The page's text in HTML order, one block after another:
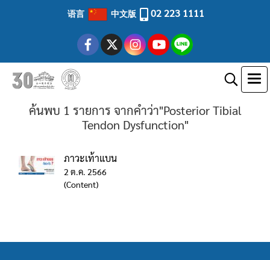
语言 中文版 02 223 1111
ค้นพบ 1 รายการ จากคำว่า"Posterior Tibial
Tendon Dysfunction"
ภาวะเท้าแบน
2 ต.ค. 2566
(Content)